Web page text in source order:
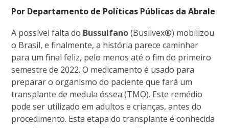
Por Departamento de Políticas Públicas da Abrale
A possível falta do Bussulfano(Busilvex®) mobilizou
o Brasil, e finalmente, a história parece caminhar
para um final feliz, pelo menos até o fim do primeiro
semestre de 2022. O medicamento é usado para
preparar o organismo do paciente que fará um
transplante de medula óssea (TMO). Este remédio
pode ser utilizado em adultos e crianças, antes do
procedimento. Esta etapa do transplante é conhecida